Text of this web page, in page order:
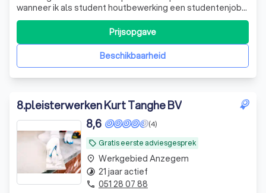
wanneer ik als student houtbewerking een studentenjob
vond in de sector. Ik wou meteen de handen uit de
mouwen steken en beginnen aan het echte werk. Ik verliet
de schoolbanken en ging vol enthousiasme onder
leercontract de kneepjes van het vak ler
Beschikbaarheid
Prijsopgave
8.pleisterwerken Kurt Tanghe BV
local_offer Gratis eerste adviesgesprek
(4)
8,6
place Werkgebied Anzegem
timelapse 21 jaar actief
phone 051 28 07 88